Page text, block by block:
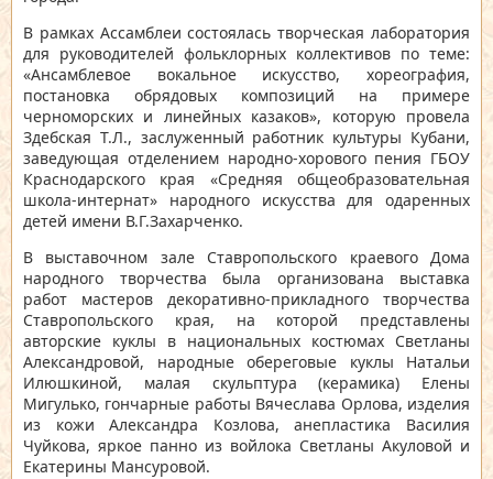
В рамках Ассамблеи состоялась творческая лаборатория
для руководителей фольклорных коллективов по теме:
«Ансамблевое вокальное искусство, хореография,
постановка обрядовых композиций на примере
черноморских и линейных казаков», которую провела
Здебская Т.Л., заслуженный работник культуры Кубани,
заведующая отделением народно-хорового пения ГБОУ
Краснодарского края «Средняя общеобразовательная
школа-интернат» народного искусства для одаренных
детей имени В.Г.Захарченко.
В выставочном зале Ставропольского краевого Дома
народного творчества была организована выставка
работ мастеров декоративно-прикладного творчества
Ставропольского края, на которой представлены
авторские куклы в национальных костюмах Светланы
Александровой, народные обереговые куклы Натальи
Илюшкиной, малая скульптура (керамика) Елены
Мигулько, гончарные работы Вячеслава Орлова, изделия
из кожи Александра Козлова, анепластика Василия
Чуйкова, яркое панно из войлока Светланы Акуловой и
Екатерины Мансуровой.